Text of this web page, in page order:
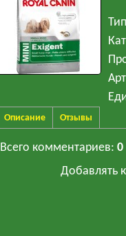
Описание Отзывы
Всего комментариев: 0
Добавлять